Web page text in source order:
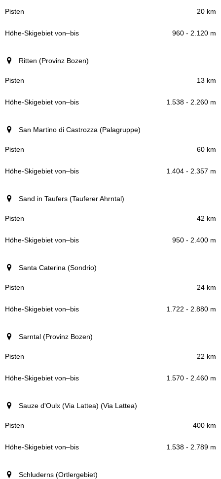
20 km
960 - 2.120 m
Ritten (Provinz Bozen)
13 km
1.538 - 2.260 m
San Martino di Castrozza (Palagruppe)
60 km
1.404 - 2.357 m
Sand in Taufers (Tauferer Ahrntal)
42 km
950 - 2.400 m
Santa Caterina (Sondrio)
24 km
1.722 - 2.880 m
Sarntal (Provinz Bozen)
22 km
1.570 - 2.460 m
Sauze d'Oulx (Via Lattea) (Via Lattea)
400 km
1.538 - 2.789 m
Schluderns (Ortlergebiet)